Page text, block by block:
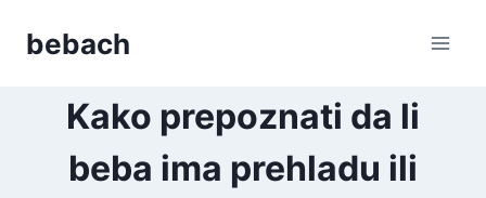
bebach
Kako prepoznati da li
beba ima prehladu ili